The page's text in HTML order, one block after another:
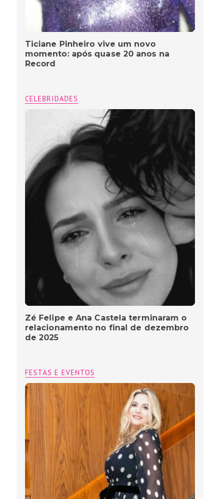
Ticiane Pinheiro vive um novo
momento: após quase 20 anos na
Record
CELEBRIDADES
Zé Felipe e Ana Castela terminaram o
relacionamento no final de dezembro
de 2025
FESTAS E EVENTOS